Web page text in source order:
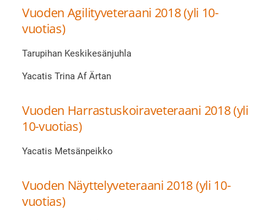
Vuoden Agilityveteraani 2018 (yli 10-
vuotias)
Tarupihan Keskikesänjuhla
Yacatis Trina Af Ärtan
Vuoden Harrastuskoiraveteraani 2018 (yli
10-vuotias)
Yacatis Metsänpeikko
Vuoden Näyttelyveteraani 2018 (yli 10-
vuotias)